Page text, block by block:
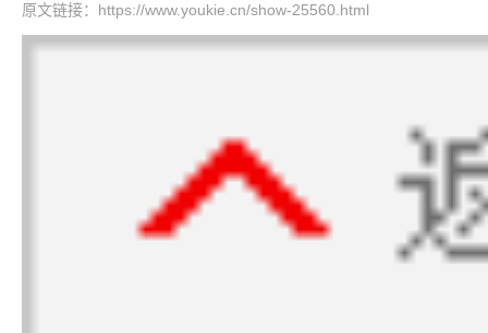
原文链接： https://www.youkie.cn/show-25560.html